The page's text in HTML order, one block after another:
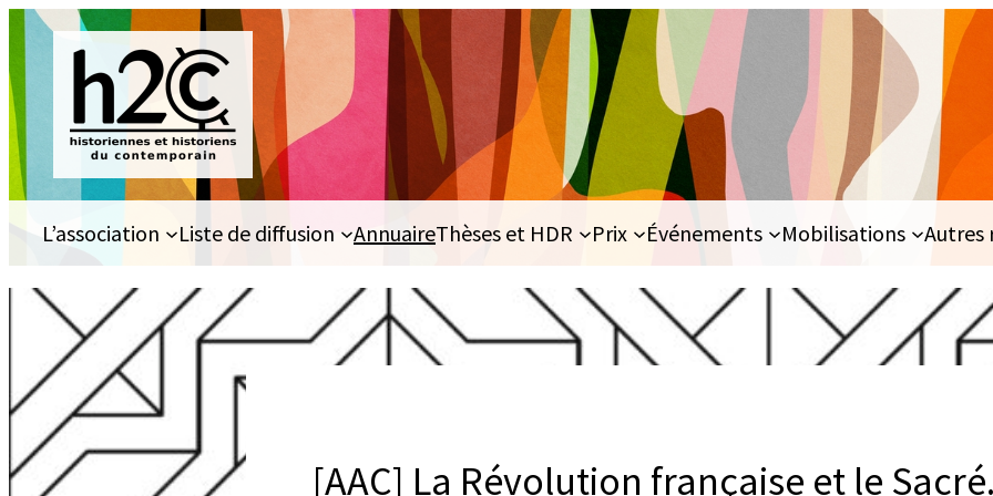
Aller
au
contenu
L’association Liste de diffusion AnnuaireThèses et HDR Prix Événements Mobilisations Autres
[AAC] La Révolution française et le Sacré.